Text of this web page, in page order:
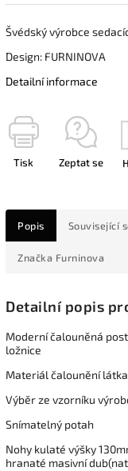
Švédský výrobce
Design: FURNINOVA
Detailní informace
Tisk Zeptat se
Popis Související
Značka Furninova
Detailní popis
Moderní čalouněná
ložnice
Materiál čalounění
Výběr ze vzorníku
Snímatelný potah
Nohy kulaté výšky
hranaté masivní